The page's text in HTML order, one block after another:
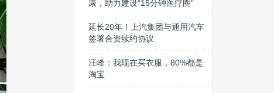
康，助力建设“15分钟医疗圈”
延长20年！上汽集团与通用汽车
签署合资续约协议
汪峰：我现在买衣服，80%都是
淘宝